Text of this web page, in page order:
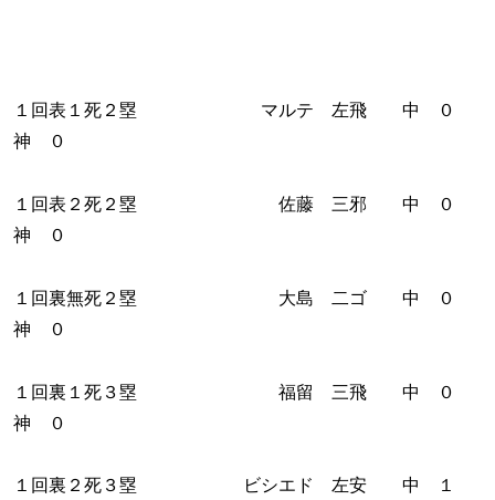
１回表１死２塁 マルテ 左飛 中 ０
神 ０
１回表２死２塁 佐藤 三邪 中 ０
神 ０
１回裏無死２塁 大島 二ゴ 中 ０
神 ０
１回裏１死３塁 福留 三飛 中 ０
神 ０
１回裏２死３塁 ビシエド 左安 中 １